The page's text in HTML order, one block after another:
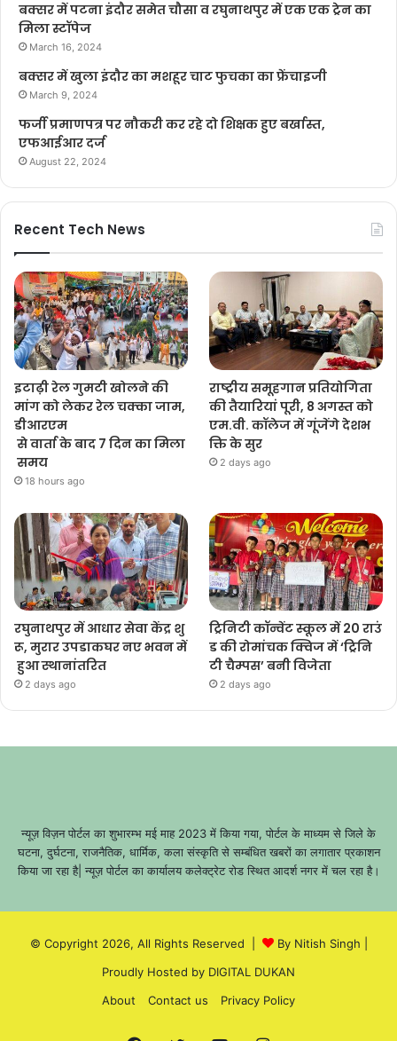
बक्सर में पटना इंदौर समेत चौसा व रघुनाथपुर में एक एक ट्रेन का
मिला स्टॉपेज
March 16, 2024
बक्सर में खुला इंदौर का मशहूर चाट फुचका का फ्रेंचाइजी
March 9, 2024
फर्जी प्रमाणपत्र पर नौकरी कर रहे दो शिक्षक हुए बर्खास्त,
एफआईआर दर्ज
August 22, 2024
Recent Tech News
इटाढ़ी रेल गुमटी खोलने की
मांग को लेकर रेल चक्का जाम,
डीआरएम
से वार्ता के बाद 7 दिन का मिला
समय
18 hours ago
राष्ट्रीय समूहगान प्रतियोगिता
की तैयारियां पूरी, 8 अगस्त को
एम.वी. कॉलेज में गूंजेंगे देशभ
क्ति के सुर
2 days ago
रघुनाथपुर में आधार सेवा केंद्र शु
रू, मुरार उपडाकघर नए भवन में
हुआ स्थानांतरित
2 days ago
ट्रिनिटी कॉन्वेंट स्कूल में 20 राउं
ड की रोमांचक क्विज में ‘ट्रिनि
टी चैम्पस’ बनी विजेता
2 days ago
न्यूज़ विज़न पोर्टल का शुभारम्भ मई माह 2023 में किया गया, पोर्टल के माध्यम से जिले के
घटना, दुर्घटना, राजनैतिक, धार्मिक, कला संस्कृति से सम्बंधित खबरों का लगातार प्रकाशन
किया जा रहा है| न्यूज़ पोर्टल का कार्यालय कलेक्ट्रेट रोड स्थित आदर्श नगर में चल रहा है।
© Copyright 2026, All Rights Reserved | By Nitish Singh
Proudly Hosted by DIGITAL DUKAN
About
Contact us Privacy Policy